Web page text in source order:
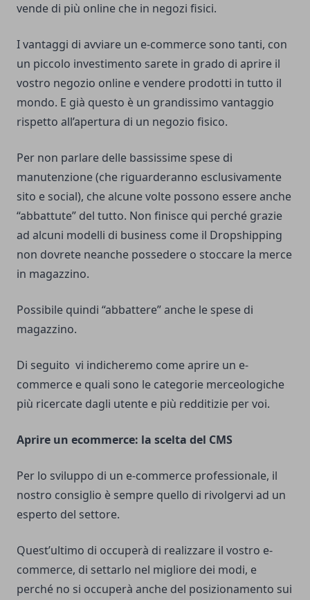
vende di più online che in negozi fisici.
I vantaggi di avviare un e-commerce sono tanti, con
un piccolo investimento sarete in grado di aprire il
vostro negozio online e vendere prodotti in tutto il
mondo. E già questo è un grandissimo vantaggio
rispetto all’apertura di un negozio fisico.
Per non parlare delle bassissime spese di
manutenzione (che riguarderanno esclusivamente
sito e social), che alcune volte possono essere anche
“abbattute” del tutto. Non finisce qui perché grazie
ad alcuni modelli di business come il Dropshipping
non dovrete neanche possedere o stoccare la merce
in magazzino.
Possibile quindi “abbattere” anche le spese di
magazzino.
Di seguito vi indicheremo come aprire un e-
commerce e quali sono le categorie merceologiche
più ricercate dagli utente e più redditizie per voi.
Aprire un ecommerce: la scelta del CMS
Per lo sviluppo di un e-commerce professionale, il
nostro consiglio è sempre quello di rivolgervi ad un
esperto del settore.
Quest’ultimo di occuperà di realizzare il vostro e-
commerce, di settarlo nel migliore dei modi, e
perché no si occuperà anche del posizionamento sui